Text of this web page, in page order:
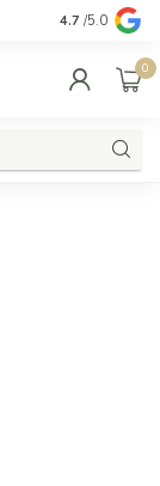
Kwaliteit &
4.7 /5.0
0